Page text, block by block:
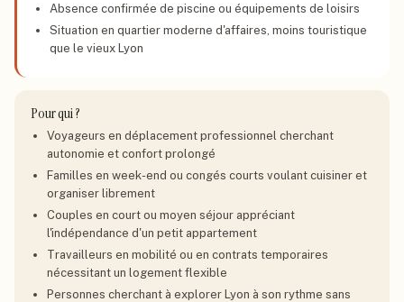
Absence confirmée de piscine ou équipements de loisirs
Situation en quartier moderne d'affaires, moins touristique
que le vieux Lyon
Pour qui ?
Voyageurs en déplacement professionnel cherchant
autonomie et confort prolongé
Familles en week-end ou congés courts voulant cuisiner et
organiser librement
Couples en court ou moyen séjour appréciant
l'indépendance d'un petit appartement
Travailleurs en mobilité ou en contrats temporaires
nécessitant un logement flexible
Personnes cherchant à explorer Lyon à son rythme sans